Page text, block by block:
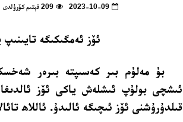
2023-10-09 209 قېتىم كۆرۈلدى
ئۆز ئەمگىكىگە
بۇ مەلۇم بىر كەسىپتە بىرەر
ئىشچى بولۇپ ئىشلەش ياكى ئۆز
قىلدۇرۇشنى ئۆز ئىچىگە ئالىدۇ. ئاللاھ